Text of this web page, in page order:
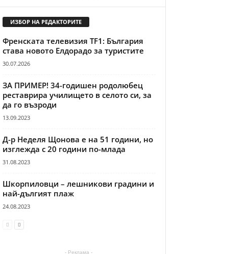
ИЗБОР НА РЕДАКТОРИТЕ
Френската телевизия TF1: България
става новото Елдорадо за туристите
30.07.2026
ЗА ПРИМЕР! 34-годишен родолюбец
реставрира училището в селото си, за
да го възроди
13.09.2023
Д-р Неделя Щонова е на 51 години, но
изглежда с 20 години по-млада
31.08.2023
Шкорпиловци – лешникови градини и
най-дългият плаж
24.08.2023
- Реклама -